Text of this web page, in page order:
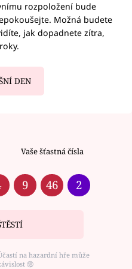
rozpoložení bude
Možná budete
jak dopadnete zítra,
DEN
Vaše šťastná čísla
9 46 2
na hazardní hře může
⑱